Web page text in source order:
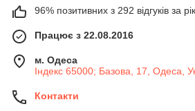
96% позитивних з 292 відгуків за рік
Працює з 22.08.2016
м. Одеса
Індекс 65000; Базова, 17, Одеса,
Контакти